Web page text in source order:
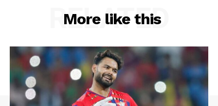
More like this
RELATED